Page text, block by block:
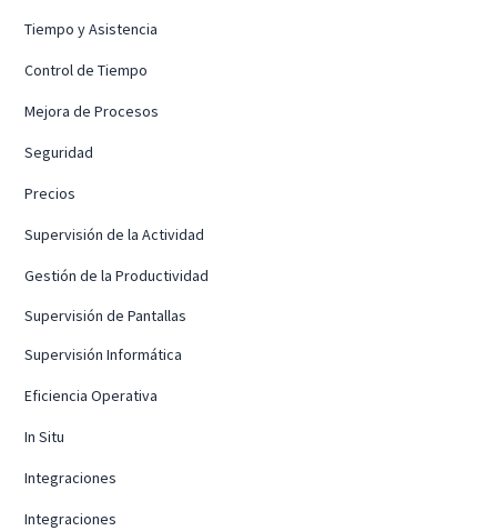
Tiempo y Asistencia
Control de Tiempo
Mejora de Procesos
Seguridad
Precios
Supervisión de la Actividad
Gestión de la Productividad
Supervisión de Pantallas
Supervisión Informática
Eficiencia Operativa
In Situ
Integraciones
Integraciones